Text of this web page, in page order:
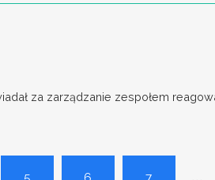
za zarządzanie zespołem
...